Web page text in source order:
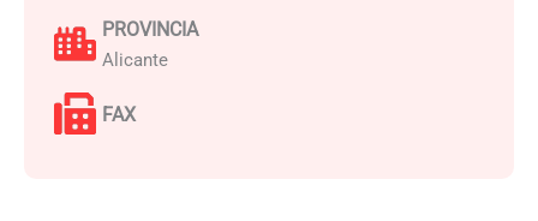
PROVINCIA
Alicante
FAX